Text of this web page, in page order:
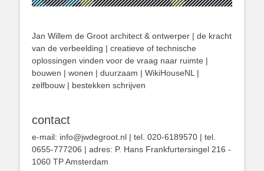
Jan Willem de Groot architect & ontwerper | de kracht
van de verbeelding | creatieve of technische
oplossingen vinden voor de vraag naar ruimte |
bouwen | wonen | duurzaam | WikiHouseNL |
zelfbouw | bestekken schrijven
contact
e-mail: info@jwdegroot.nl | tel. 020-6189570 | tel.
0655-777206 | adres: P. Hans Frankfurtersingel 216 -
1060 TP Amsterdam